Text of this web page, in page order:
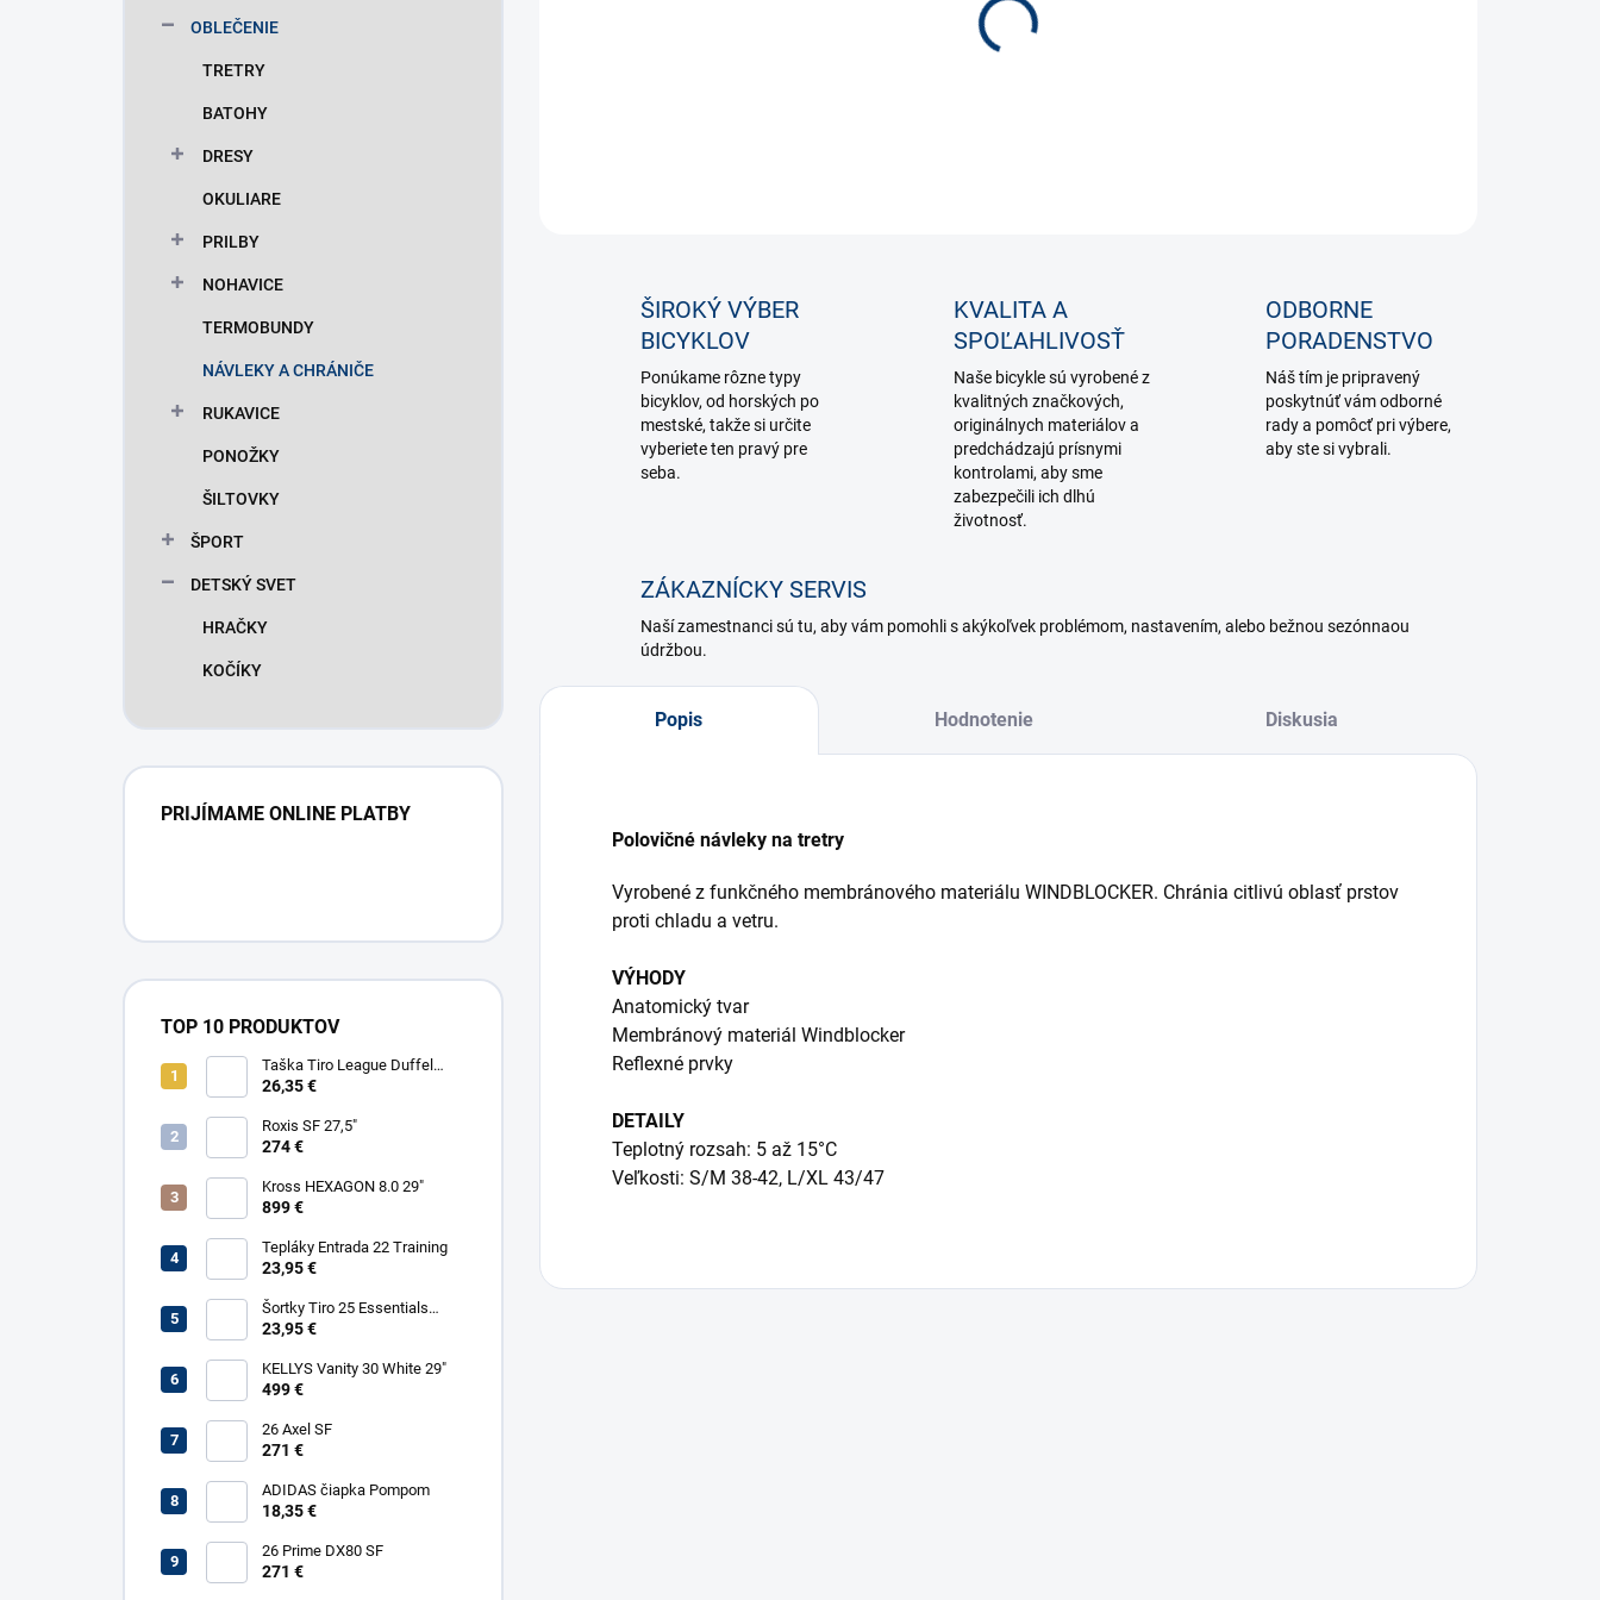
OBLEČENIE
TRETRY
BATOHY
DRESY
OKULIARE
PRILBY
NOHAVICE
TERMOBUNDY
NÁVLEKY A CHRÁNIČE
RUKAVICE
PONOŽKY
ŠILTOVKY
ŠPORT
DETSKÝ SVET
HRAČKY
KOČÍKY
PRIJÍMAME ONLINE PLATBY
TOP 10 PRODUKTOV
Taška Tiro League Duffel
Small
26,35 €
Roxis SF 27,5"
274 €
Kross HEXAGON 8.0 29"
899 €
Tepláky Entrada 22 Training
23,95 €
Šortky Tiro 25 Essentials
Woven
23,95 €
KELLYS Vanity 30 White 29"
499 €
26 Axel SF
271 €
ADIDAS čiapka Pompom
18,35 €
26 Prime DX80 SF
271 €
ŠIROKÝ VÝBER
BICYKLOV
Ponúkame rôzne typy
bicyklov, od horských po
mestské, takže si určite
vyberiete ten pravý pre
seba.
KVALITA A
SPOĽAHLIVOSŤ
Naše bicykle sú vyrobené z
kvalitných značkových,
originálnych materiálov a
predchádzajú prísnymi
kontrolami, aby sme
zabezpečili ich dlhú
životnosť.
ODBORNE
PORADENSTVO
Náš tím je pripravený
poskytnúť vám odborné
rady a pomôcť pri výbere,
aby ste si vybrali.
ZÁKAZNÍCKY SERVIS
Naší zamestnanci sú tu, aby vám pomohli s akýkoľvek problémom, nastavením, alebo bežnou sezónnaou
údržbou.
Popis Hodnotenie Diskusia
Polovičné návleky na tretry
Vyrobené z funkčného membránového materiálu WINDBLOCKER. Chránia citlivú oblasť prstov
proti chladu a vetru.
VÝHODY
Anatomický tvar
Membránový materiál Windblocker
Reflexné prvky
DETAILY
Teplotný rozsah: 5 až 15°C
Veľkosti: S/M 38-42, L/XL 43/47